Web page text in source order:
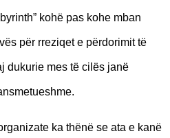
kohë pas kohe mban
për rreziqet e përdorimit të
dukurie mes të cilës janë
ka thënë se ata e kanë